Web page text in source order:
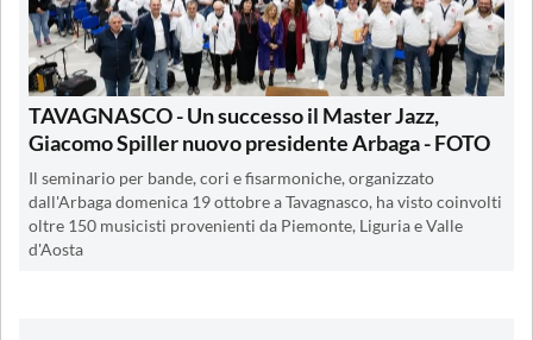
TAVAGNASCO - Un successo il Master Jazz,
Giacomo Spiller nuovo presidente Arbaga - FOTO
Il seminario per bande, cori e fisarmoniche, organizzato
dall'Arbaga domenica 19 ottobre a Tavagnasco, ha visto coinvolti
oltre 150 musicisti provenienti da Piemonte, Liguria e Valle
d'Aosta